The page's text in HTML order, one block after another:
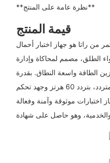
**نظرة عامة على المنتج**
قيمة المنتج
من راتا هو جهاز اختبار أحمال
الطلق، مصمم لمحاكاة وإدارة
الطاقة واسعة النطاق. بقدرة
2500 كيلوواط و800 فولت تيار متردد، بتردد 60 هرتز وجهد تحكم
اختبارات موثوقة وآمنة وفعالة